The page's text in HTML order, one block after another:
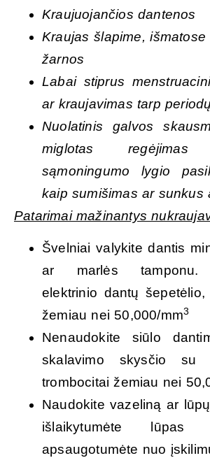
Kraujuojančios dantenos
Kraujas šlapime,
žarnos
Labai stiprus
ar kraujavimas tarp periodų
Nuolatinis galvos
miglotas
sąmoningumo lygio
kaip sumišimas ar sunkus
Patarimai mažinantys
Švelniai valykite dantis
ar marlės tamponu.
elektrinio dantų
žemiau nei 50,000/mm3
Nenaudokite siūlo
skalavimo skysčio su
trombocitai žemiau nei
Naudokite vazeliną ar
išlaikytumėte
apsaugotumėte nuo